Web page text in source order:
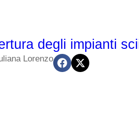
degli impianti
Lorenzo